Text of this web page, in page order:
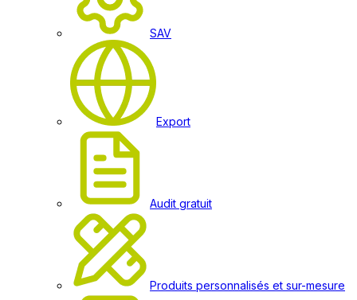
SAV
Export
Audit gratuit
Produits personnalisés et sur-mesure